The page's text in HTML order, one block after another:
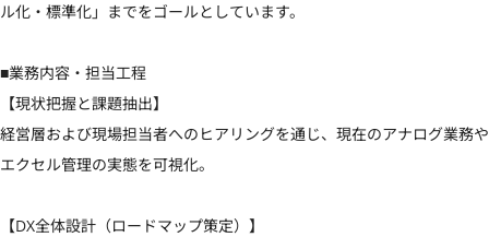
ル化・標準化」までをゴールとしています。
■業務内容・担当工程
【現状把握と課題抽出】
経営層および現場担当者へのヒアリングを通じ、現在のアナログ業務や
エクセル管理の実態を可視化。
【DX全体設計（ロードマップ策定）】